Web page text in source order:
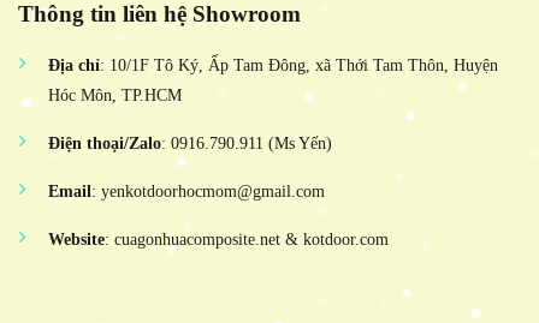
Thông tin liên hệ Showroom
Địa chỉ: 10/1F Tô Ký, Ấp Tam Đông, xã Thới Tam Thôn, Huyện
Hóc Môn, TP.HCM
Điện thoại/Zalo: 0916.790.911 (Ms Yến)
Email: yenkotdoorhocmom@gmail.com
Website: cuagonhuacomposite.net & kotdoor.com